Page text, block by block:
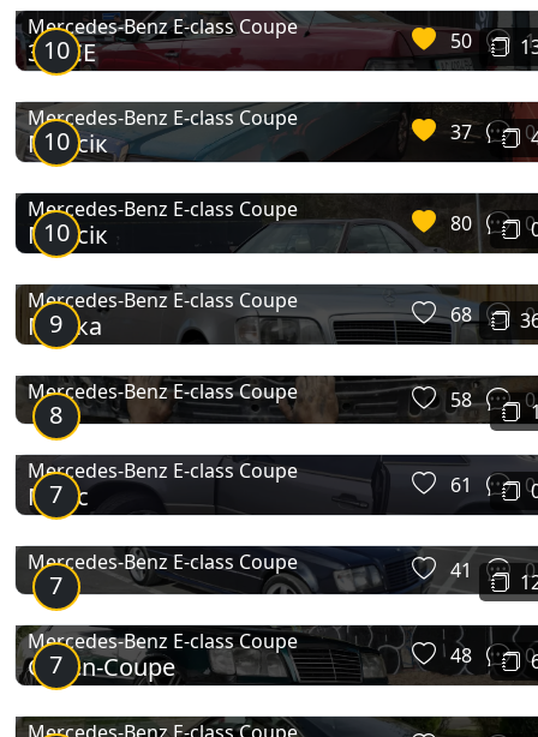
10
Mercedes-Benz E-class Coupe
300CE 50 1
10
Mercedes-Benz E-class Coupe
Марсік 37 0
10
Mercedes-Benz E-class Coupe
Мерсік 80 0
9
Mercedes-Benz E-class Coupe
Мурка 68 0
8
Mercedes-Benz E-class Coupe 58 0
7
Mercedes-Benz E-class Coupe
Мерс 61 0
7
Mercedes-Benz E-class Coupe 41 0
7
Mercedes-Benz E-class Coupe
Green-Coupe 48 0